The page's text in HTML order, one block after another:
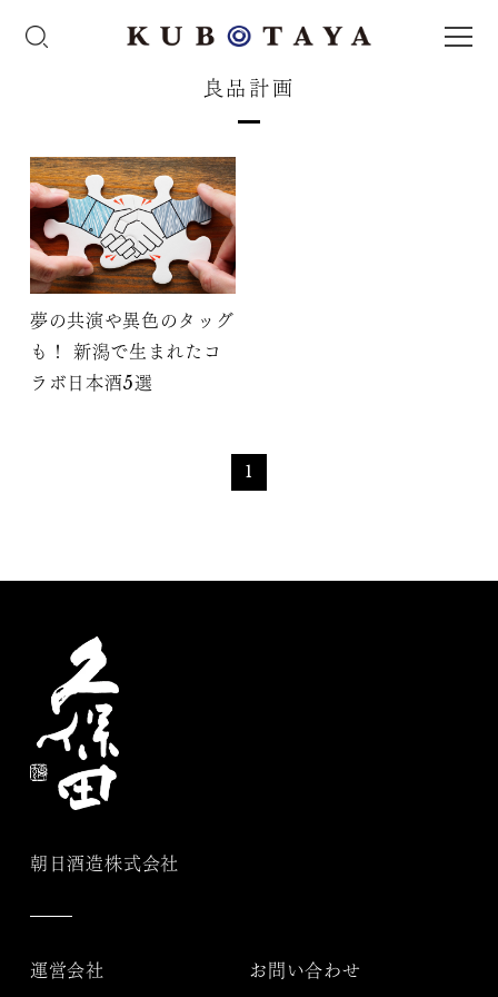
良品計画
夢の共演や異色のタッグ
も！ 新潟で生まれたコ
ラボ日本酒5選
1
朝日酒造株式会社
運営会社 お問い合わせ